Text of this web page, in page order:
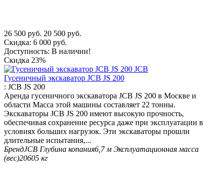
26 500 руб. 20 500 руб.
Скидка: 6 000 руб.
Доступность: В наличии!
Скидка 23%
Гусеничный экскаватор JCB JS 200
: JCB JS 200
Аренда гусеничного экскаватора JCB JS 200 в Москве и
области Масса этой машины составляет 22 тонны.
Экскаваторы JCB JS 200 имеют высокую прочность,
обеспечивая сохранение ресурса даже при эксплуатации в
условиях больших нагрузок. Эти экскаваторы прошли
длительные испытания,...
БрендJCB Глубина копания6,7 м Эксплуатационная масса
(вес)20605 кг